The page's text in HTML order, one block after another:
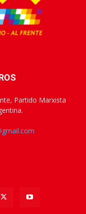
Partido Marxista